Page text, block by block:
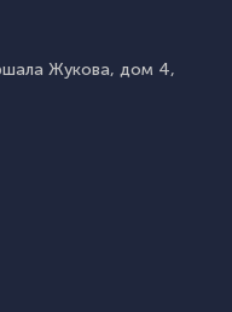
Жукова, дом 4,